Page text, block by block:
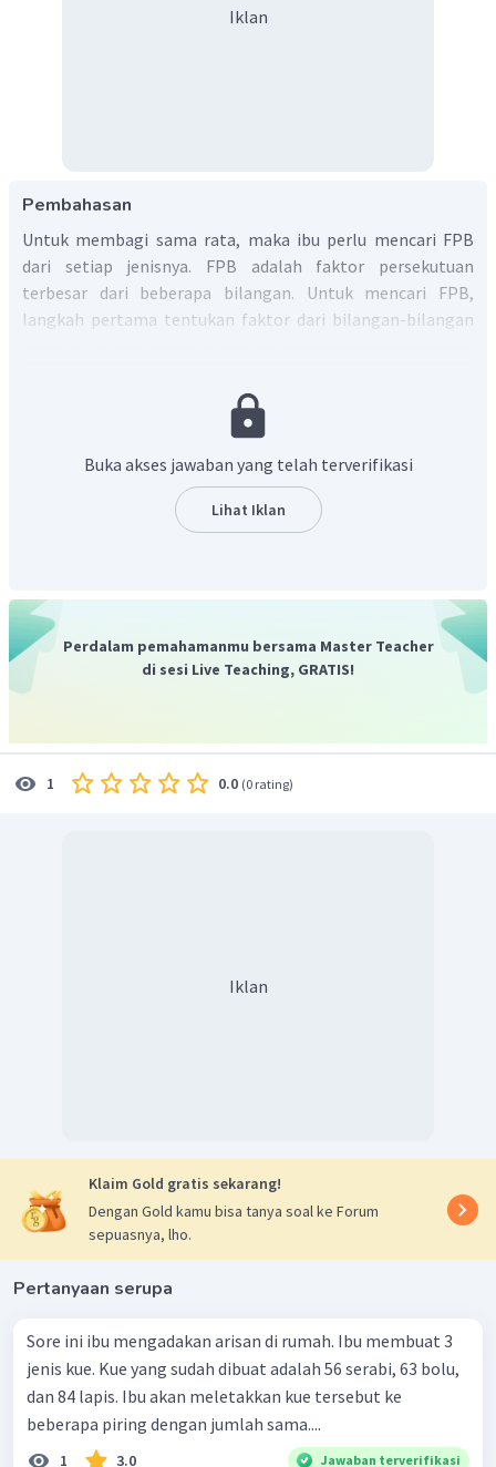
Iklan
Pembahasan
Untuk membagi sama rata, maka ibu perlu mencari FPB
dari setiap jenisnya. FPB adalah faktor persekutuan
terbesar dari beberapa bilangan. Untuk mencari FPB,
langkah pertama tentukan faktor dari bilangan-bilangan
Faktor dari 15 = 1,3,5
Didapat Faktor persekutuan terbesar dari 3 bilangan itu
permen dengan adil adalah 5 anak.
Oleh karena itu, jawaban yang benar adalah A.
Buka akses jawaban yang telah terverifikasi
Lihat Iklan
Perdalam pemahamanmu bersama Master Teacher
di sesi Live Teaching, GRATIS!
1 0.0 (0 rating)
Iklan
Klaim Gold gratis sekarang!
Dengan Gold kamu bisa tanya soal ke Forum
sepuasnya, lho.
Pertanyaan serupa
Sore ini ibu mengadakan arisan di rumah. Ibu membuat 3
jenis kue. Kue yang sudah dibuat adalah 56 serabi, 63 bolu,
dan 84 lapis. Ibu akan meletakkan kue tersebut ke
beberapa piring dengan jumlah sama....
1 3.0 Jawaban terverifikasi